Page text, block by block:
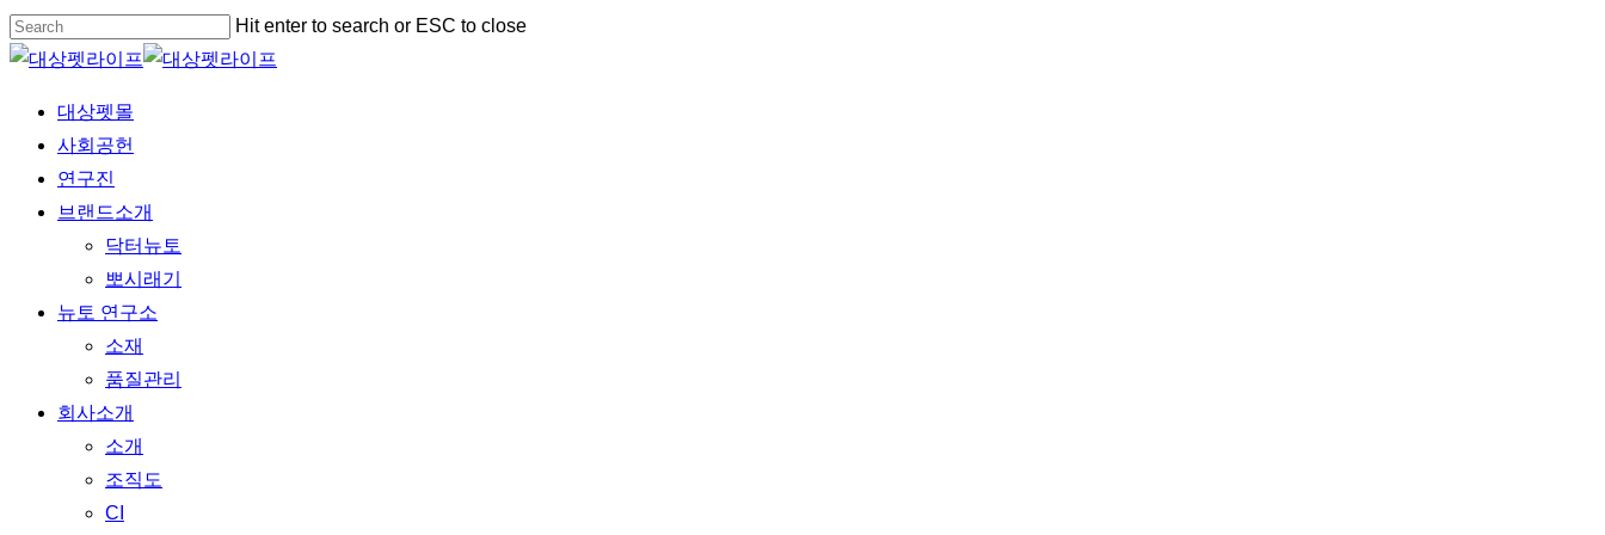
Skip
to
content
Hit enter to search or ESC to close
Close
Menu 대상펫몰
사회공헌
연구진
브랜드소개
닥터뉴토
뽀시래기
뉴토 연구소
소재
품질관리
회사소개
소개
조직도
CI